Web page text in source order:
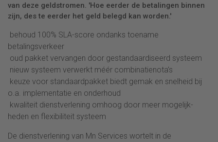
van deze geldstromen. 'Hoe eerder de betalingen binnen
zijn, des te eerder het geld belegd kan worden.'
 behoud 100% SLA-score ondanks toename
betalingsverkeer
 oud pakket vervangen door gestandaardiseerd systeem
 nieuw systeem verwerkt méér combinatienota’s
 keuze voor standaardpakket biedt gemak en snelheid bij
o.a. implementatie en onderhoud
 kwaliteit dienstverlening omhoog door meer mogelijk-
heden en flexibiliteit systeem
De dienstverlening van Mn Services wortelt in de